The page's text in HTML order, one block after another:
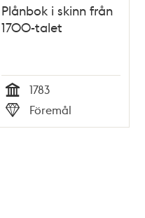
Plånbok i skinn från
1700-talet
Tid
1783
Typ
Föremål